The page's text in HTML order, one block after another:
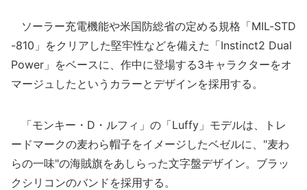
ソーラー充電機能や米国防総省の定める規格「MIL-STD
-810」をクリアした堅牢性などを備えた「Instinct2 Dual
Power」をベースに、作中に登場する3キャラクターをオ
マージュしたというカラーとデザインを採用する。
「モンキー・D・ルフィ」の「Luffy」モデルは、トレ
ードマークの麦わら帽子をイメージしたベゼルに、"麦わ
らの一味"の海賊旗をあしらった文字盤デザイン。ブラッ
クシリコンのバンドを採用する。